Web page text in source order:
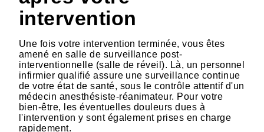
intervention
Une fois votre intervention terminée, vous êtes
amené en salle de surveillance post-
interventionnelle (salle de réveil). Là, un personnel
infirmier qualifié assure une surveillance continue
de votre état de santé, sous le contrôle attentif d'un
médecin anesthésiste-réanimateur. Pour votre
bien-être, les éventuelles douleurs dues à
l'intervention y sont également prises en charge
rapidement.